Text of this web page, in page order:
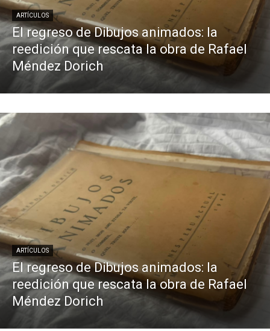
ARTÍCULOS
El regreso de Dibujos animados: la
reedición que rescata la obra de Rafael
Méndez Dorich
ARTÍCULOS
El regreso de Dibujos animados: la
reedición que rescata la obra de Rafael
Méndez Dorich